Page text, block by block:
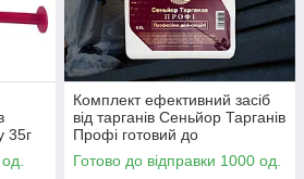
35г
Комплект ефективний засіб
від тарганів Сеньйор Тарганів
Профі готовий до
застосування 5л + ловушка-
капкан
Готово до відправки 1000 од.